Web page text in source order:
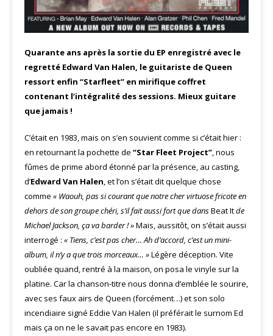
Quarante ans après la sortie du EP enregistré avec le
regretté Edward Van Halen, le guitariste de Queen
ressort enfin “Starfleet” en mirifique coffret
contenant l’intégralité des sessions. Mieux guitare
que jamais !
C’était en 1983, mais on s’en souvient comme si c’était hier :
en retournant la pochette de “Star Fleet Project”, nous
fûmes de prime abord étonné par la présence, au casting,
d’Edward Van Halen, et l’on s’était dit quelque chose
comme « Waouh, pas si courant que notre cher virtuose fricote en
dehors de son groupe chéri, s’il fait aussi fort que dansBeat Itde
Michael Jackson, ça va barder ! »Mais, aussitôt, on s’était aussi
interrogé : « Tiens, c’est pas cher… Ah d’accord, c’est un mini-
album, il n’y a que trois morceaux… »Légère déception. Vite
oubliée quand, rentré à la maison, on posa le vinyle sur la
platine. Car la chanson-titre nous donna d’emblée le sourire,
avec ses faux airs de Queen (forcément…) et son solo
incendiaire signé Eddie Van Halen (il préférait le surnom Ed
mais ça on ne le savait pas encore en 1983).